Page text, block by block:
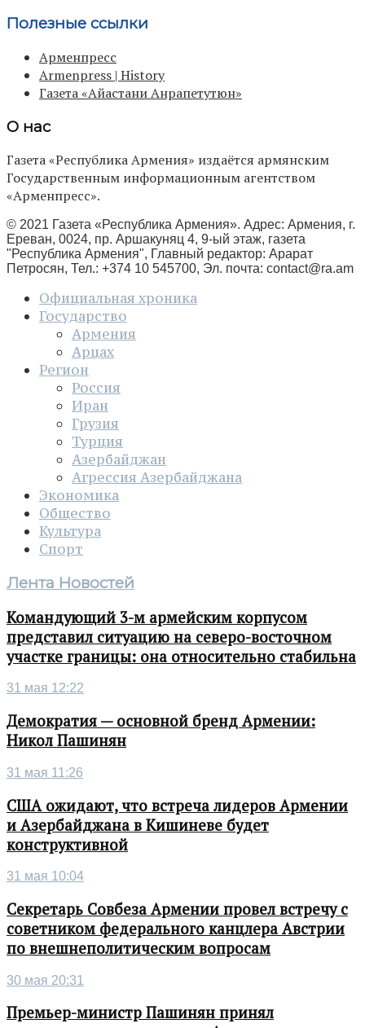
Полезные ссылки
Арменпресс
Armenpress | History
Газета «Айастани Анрапетутюн»
О нас
Газета «Республика Армения» издаётся армянским
Государственным информационным агентством
«Арменпресс».
© 2021 Газета «Республика Армения». Адрес: Армения, г.
Ереван, 0024, пр. Аршакуняц 4, 9-ый этаж, газета
"Республика Армения", Главный редактор: Арарат
Петросян, Тел.: +374 10 545700, Эл. почта: contact@ra.am
Официальная хроника
Государство
Армения
Арцах
Регион
Россия
Иран
Грузия
Турция
Азербайджан
Агрессия Азербайджана
Экономика
Общество
Культура
Спорт
Лента Новостей
Командующий 3-м армейским корпусом
представил ситуацию на северо-восточном
участке границы: она относительно стабильна
31 мая 12:22
Демократия — основной бренд Армении:
Никол Пашинян
31 мая 11:26
США ожидают, что встреча лидеров Армении
и Азербайджана в Кишиневе будет
конструктивной
31 мая 10:04
Секретарь Совбеза Армении провел встречу с
советником федерального канцлера Австрии
по внешнеполитическим вопросам
30 мая 20:31
Премьер-министр Пашинян принял